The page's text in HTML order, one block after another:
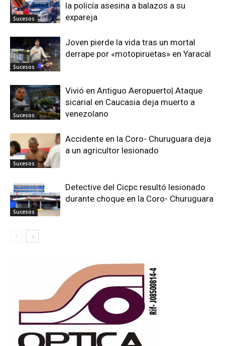
Sucesos
la policía asesina a balazos a su
expareja
Sucesos
Joven pierde la vida tras un mortal
derrape por «motopiruetas» en Yaracal
Sucesos
Vivió en Antiguo Aeropuerto| Ataque
sicarial en Caucasia deja muerto a
venezolano
Sucesos
Accidente en la Coro- Churuguara deja
a un agricultor lesionado
Sucesos
Detective del Cicpc resultó lesionado
durante choque en la Coro- Churuguara